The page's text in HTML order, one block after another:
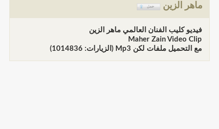
ماهر الزين
فيديو كليب الفنان العالمي ماهر الزين
Maher Zain Video Clip
مع التحميل ملفات لكن Mp3 (الزيارات: 1014836)